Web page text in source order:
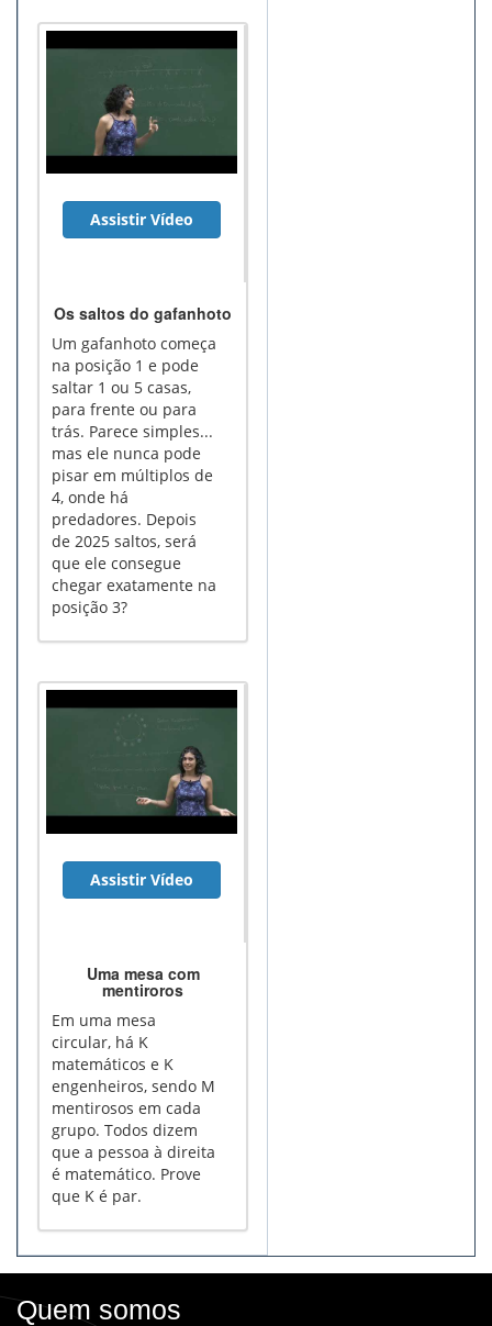
Assistir Vídeo
Os saltos do gafanhoto
Um gafanhoto começa
na posição 1 e pode
saltar 1 ou 5 casas,
para frente ou para
trás. Parece simples...
mas ele nunca pode
pisar em múltiplos de
4, onde há
predadores. Depois
de 2025 saltos, será
que ele consegue
chegar exatamente na
posição 3?
Assistir Vídeo
Uma mesa com
mentiroros
Em uma mesa
circular, há K
matemáticos e K
engenheiros, sendo M
mentirosos em cada
grupo. Todos dizem
que a pessoa à direita
é matemático. Prove
que K é par.
Quem somos